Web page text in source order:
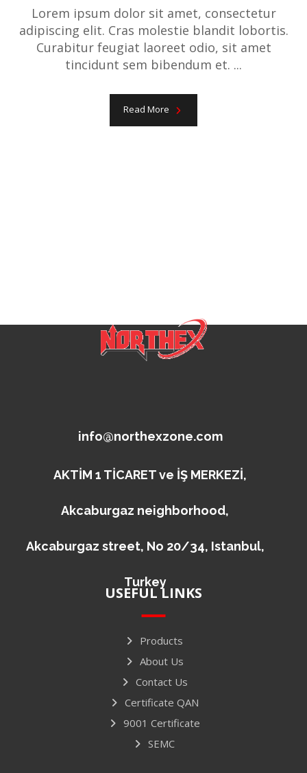
Lorem ipsum dolor sit amet, consectetur
adipiscing elit. Cras molestie blandit lobortis.
Curabitur feugiat laoreet odio, sit amet
tincidunt sem bibendum et. ...
Read More
info@northexzone.com
AKTİM 1 TİCARET ve İŞ MERKEZİ,
Akcaburgaz neighborhood,
Akcaburgaz street, No 20/34, Istanbul,
Turkey
USEFUL LINKS
Products
About Us
Contact Us
Certificate QAN
9001 Certificate
SEMC